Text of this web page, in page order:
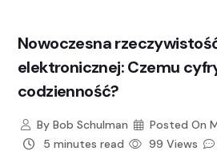
Nowoczesna
elektronicznej: Czemu
codzienność?
ByBob Schulman Posted On
5 minutes read
99 Views